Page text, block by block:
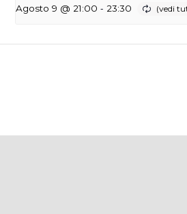
Agosto 9 @ 21:00 - 23:30